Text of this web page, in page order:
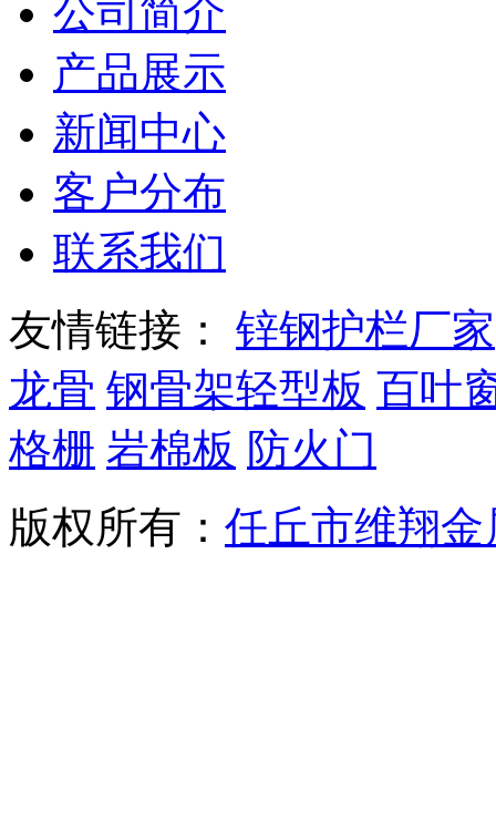
公司简介
产品展示
新闻中心
客户分布
联系我们
友情链接： 锌钢护栏厂家
龙骨 钢骨架轻型板 百叶
格栅 岩棉板 防火门
版权所有： 任丘市维翔